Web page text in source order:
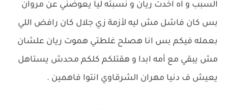
السبب و اه اخدت ريان و نسبته ليا يعوضني عن مروان
بس كان فاشل مش ليه لأزمة زي جلال كان رافض اللي
بعمله فيكم بس انا هصلح غلطتي هموت ريان علشان
مش يبقي مع أمه ابدا و هقتلكم كلكم محدش يستاهل
يعيش ف دنيا مهران الشرقاوي انتوا فاهمين .